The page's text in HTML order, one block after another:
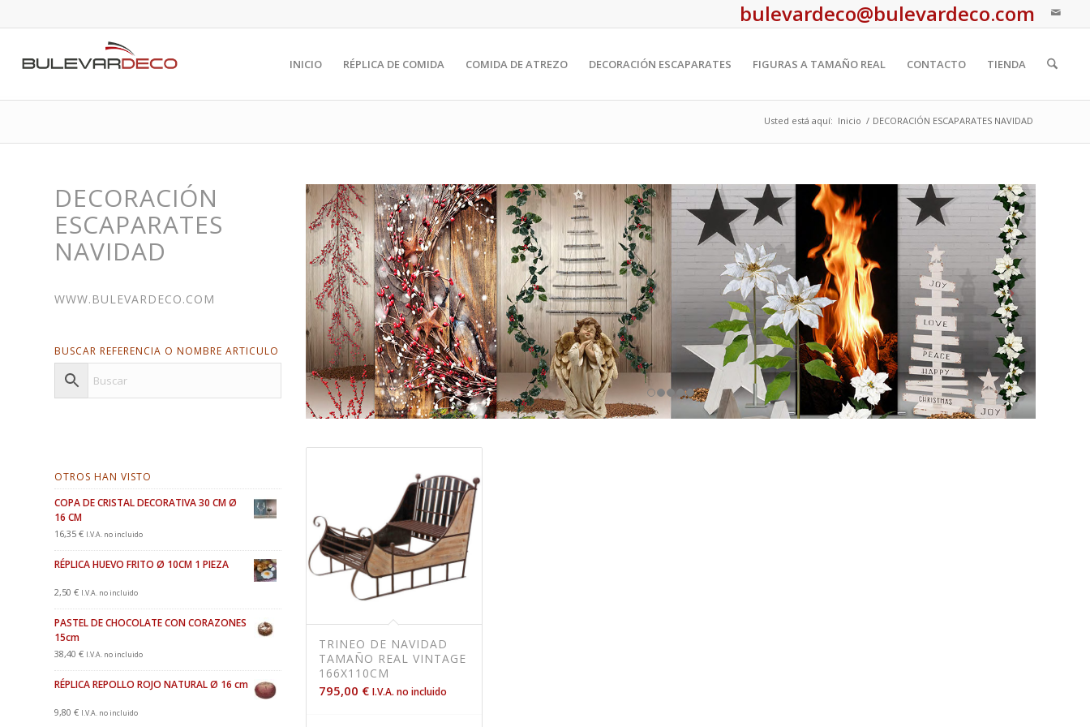
bulevardeco@bulevardeco.com
INICIO RÉPLICA DE COMIDA COMIDA DE ATREZO DECORACIÓN ESCAPARATES FIGURAS A TAMAÑO REAL CONTACTO TIENDA
Usted está aquí: Inicio / DECORACIÓN ESCAPARATES NAVIDAD
DECORACIÓN
ESCAPARATES
NAVIDAD
WWW.BULEVARDECO.COM
BUSCAR REFERENCIA O NOMBRE ARTICULO
OTROS HAN VISTO
COPA DE CRISTAL DECORATIVA 30 CM Ø
16 CM
16,35 € I.V.A. no incluido
RÉPLICA HUEVO FRITO Ø 10CM 1 PIEZA
2,50 € I.V.A. no incluido
PASTEL DE CHOCOLATE CON CORAZONES
15cm
38,40 € I.V.A. no incluido
RÉPLICA REPOLLO ROJO NATURAL Ø 16 cm
9,80 € I.V.A. no incluido
TRINEO DE NAVIDAD
TAMAÑO REAL VINTAGE
166X110CM
795,00 € I.V.A. no incluido